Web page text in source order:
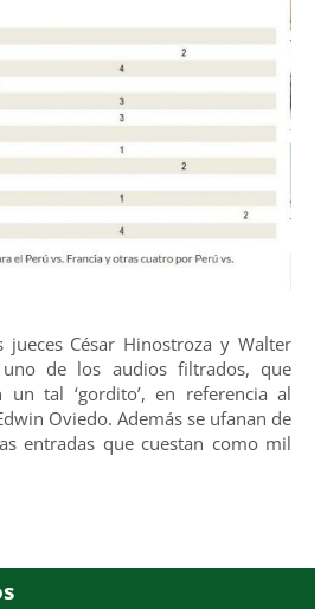
jueces César Hinostroza y Walter
de los audios filtrados, que
tal ‘gordito’, en referencia al
Oviedo. Además se ufanan de
entradas que cuestan como mil